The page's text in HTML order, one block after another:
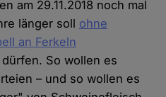
am 29.11.2018 noch mal
länger soll ohne
an Ferkeln
So wollen es
– und so wollen es